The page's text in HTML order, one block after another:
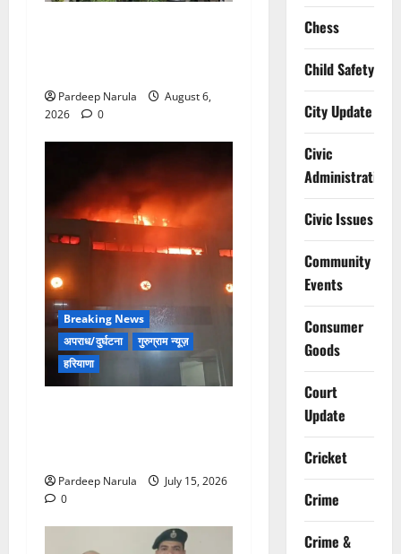
Pardeep Narula
August 6,
2026
0
Breaking News
अपराध/दुर्घटना
गुरुग्राम न्यूज़
हरियाणा
Pardeep Narula
July 15, 2026
0
Chess
Child Safety
City Update
Civic
Administration
Civic Issues
Community
Events
Consumer
Goods
Court
Update
Cricket
Crime
Crime &